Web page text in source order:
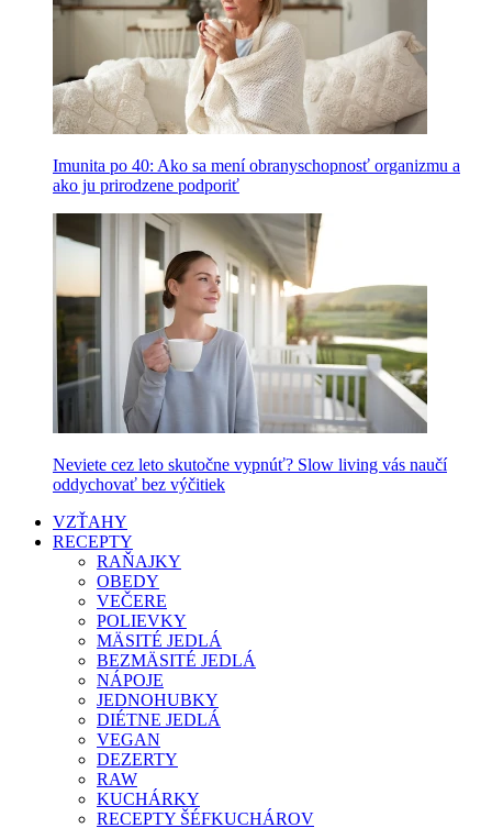
Imunita po 40: Ako sa mení obranyschopnosť organizmu a
ako ju prirodzene podporiť
Neviete cez leto skutočne vypnúť? Slow living vás naučí
oddychovať bez výčitiek
VZŤAHY
RECEPTY
RAŇAJKY
OBEDY
VEČERE
POLIEVKY
MÄSITÉ JEDLÁ
BEZMÄSITÉ JEDLÁ
NÁPOJE
JEDNOHUBKY
DIÉTNE JEDLÁ
VEGAN
DEZERTY
RAW
KUCHÁRKY
RECEPTY ŠÉFKUCHÁROV